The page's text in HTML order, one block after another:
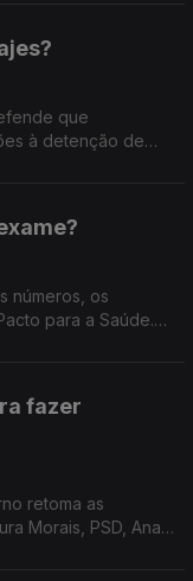
que
à detenção de
números, os
para a Saúde.
fazer
retoma as
Morais, PSD, Ana